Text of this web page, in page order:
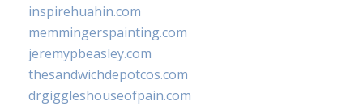
inspirehuahin.com
memmingerspainting.com
jeremypbeasley.com
thesandwichdepotcos.com
drgiggleshouseofpain.com